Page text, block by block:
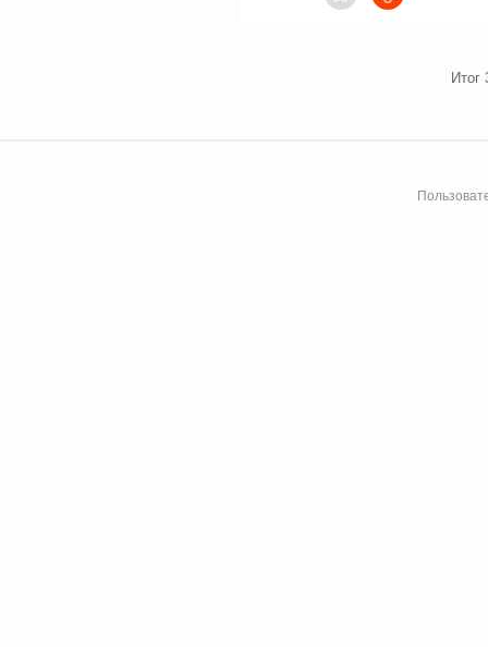
Итог